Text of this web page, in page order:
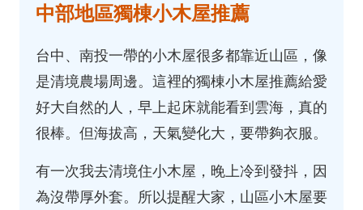
中部地區獨棟小木屋推薦
台中、南投一帶的小木屋很多都靠近山區，像
是清境農場周邊。這裡的獨棟小木屋推薦給愛
好大自然的人，早上起床就能看到雲海，真的
很棒。但海拔高，天氣變化大，要帶夠衣服。
有一次我去清境住小木屋，晚上冷到發抖，因
為沒帶厚外套。所以提醒大家，山區小木屋要